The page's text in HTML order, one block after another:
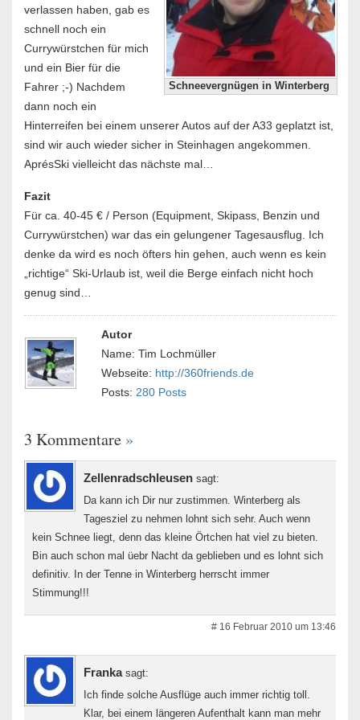
Schneevergnügen in Winterberg
verlassen haben, gab es
schnell noch ein
Currywürstchen für mich
und ein Bier für die
Fahrer ;-) Nachdem
dann noch ein
Hinterreifen bei einem unserer Autos auf der A33 geplatzt ist,
sind wir auch wieder sicher in Steinhagen angekommen.
AprésSki vielleicht das nächste mal…
Fazit
Für ca. 40-45 € / Person (Equipment, Skipass, Benzin und
Currywürstchen) war das ein gelungener Tagesausflug. Ich
denke da wird es noch öfters hin gehen, auch wenn es kein
„richtige“ Ski-Urlaub ist, weil die Berge einfach nicht hoch
genug sind…
Autor
Name: Tim Lochmüller
Webseite: http://360friends.de
Posts: 280 Posts
3 Kommentare »
Zellenradschleusen sagt:
Da kann ich Dir nur zustimmen. Winterberg als
Tagesziel zu nehmen lohnt sich sehr. Auch wenn
kein Schnee liegt, denn das kleine Örtchen hat viel zu bieten.
Bin auch schon mal üebr Nacht da geblieben und es lohnt sich
definitiv. In der Tenne in Winterberg herrscht immer
Stimmung!!!
# 16 Februar 2010 um 13:46
Franka sagt:
Ich finde solche Ausflüge auch immer richtig toll.
Klar, bei einem längeren Aufenthalt kann man mehr